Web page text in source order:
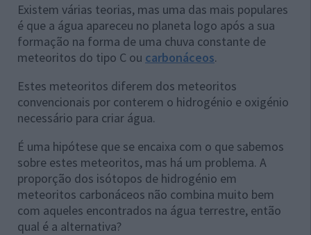
Existem várias teorias, mas uma das mais populares
é que a água apareceu no planeta logo após a sua
formação na forma de uma chuva constante de
meteoritos do tipo C ou carbonáceos.
Estes meteoritos diferem dos meteoritos
convencionais por conterem o hidrogénio e oxigénio
necessário para criar água.
É uma hipótese que se encaixa com o que sabemos
sobre estes meteoritos, mas há um problema. A
proporção dos isótopos de hidrogénio em
meteoritos carbonáceos não combina muito bem
com aqueles encontrados na água terrestre, então
qual é a alternativa?